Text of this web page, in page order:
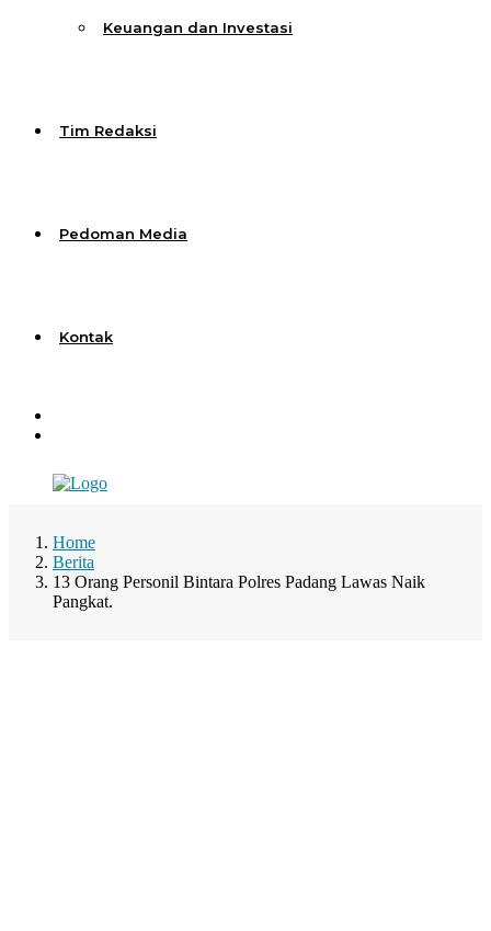
Keuangan dan Investasi
Tim Redaksi
Pedoman Media
Kontak
Home
Berita
13 Orang Personil Bintara Polres Padang Lawas Naik
Pangkat.